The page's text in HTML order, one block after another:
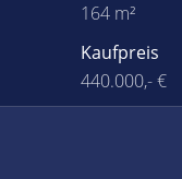
164 m²
Kaufpreis
440.000,- €